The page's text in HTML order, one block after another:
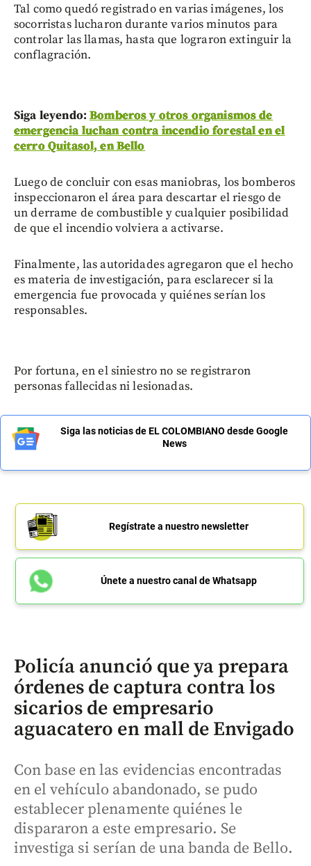
Tal como quedó registrado en varias imágenes, los
socorristas lucharon durante varios minutos para
controlar las llamas, hasta que lograron extinguir la
conflagración.
Siga leyendo:Bomberos y otros organismos de
emergencia luchan contra incendio forestal en el
cerro Quitasol, en Bello
Luego de concluir con esas maniobras, los bomberos
inspeccionaron el área para descartar el riesgo de
un derrame de combustible y cualquier posibilidad
de que el incendio volviera a activarse.
Finalmente, las autoridades agregaron que el hecho
es materia de investigación, para esclarecer si la
emergencia fue provocada y quiénes serían los
responsables.
Por fortuna, en el siniestro no se registraron
personas fallecidas ni lesionadas.
Siga las noticias de EL COLOMBIANO desde Google
News
Regístrate a nuestro newsletter
Únete a nuestro canal de Whatsapp
Policía anunció que ya prepara
órdenes de captura contra los
sicarios de empresario
aguacatero en mall de Envigado
Con base en las evidencias encontradas
en el vehículo abandonado, se pudo
establecer plenamente quiénes le
dispararon a este empresario. Se
investiga si serían de una banda de Bello.